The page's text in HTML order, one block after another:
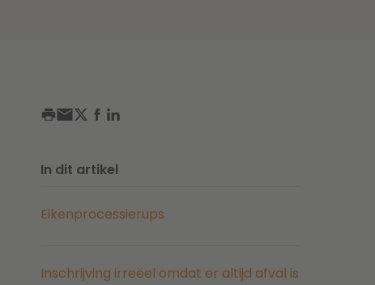
In dit artikel
Eikenprocessierups
Inschrijving irreëel omdat er altijd afval is